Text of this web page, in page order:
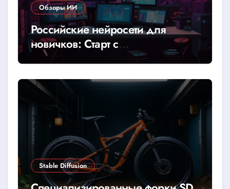
Обзоры ИИ
Российские нейросети для
новичков: Старт с
YandexGPT/GigaChat
Stable Diffusion